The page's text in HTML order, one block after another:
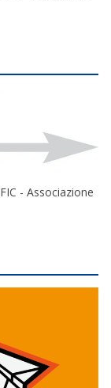
- Associazione